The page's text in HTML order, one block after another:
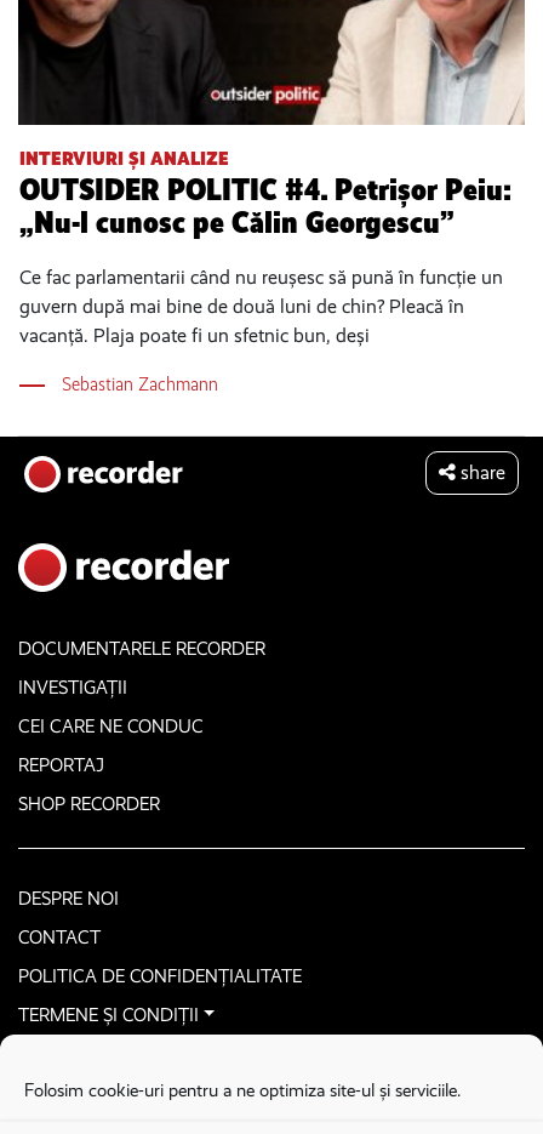
Folosim cookie-uri pentru a ne optimiza site-ul și serviciile.
INTERVIURI ȘI ANALIZE
OUTSIDER POLITIC #4. Petrișor Peiu:
„Nu-l cunosc pe Călin Georgescu”
Ce fac parlamentarii când nu reușesc să pună în funcție un
guvern după mai bine de două luni de chin? Pleacă în
vacanță. Plaja poate fi un sfetnic bun, deși
Sebastian Zachmann
share
DOCUMENTARELE RECORDER
INVESTIGAȚII
CEI CARE NE CONDUC
REPORTAJ
SHOP RECORDER
DESPRE NOI
CONTACT
POLITICA DE CONFIDENȚIALITATE
TERMENE ȘI CONDIȚII